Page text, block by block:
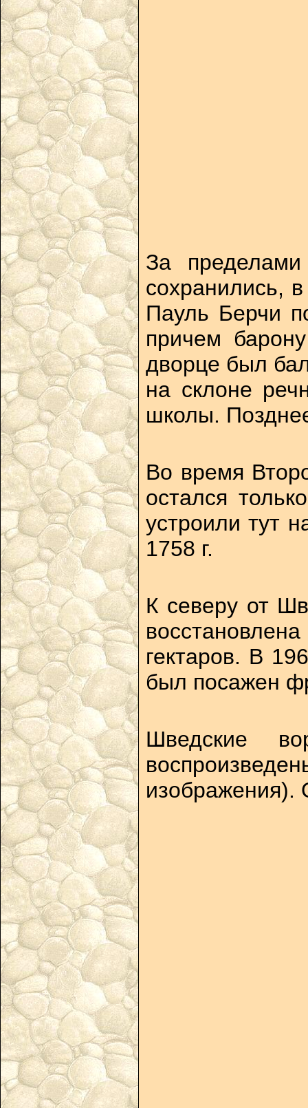
За
сохранились,
Пауль Берчи
причем
дворце был
на склоне
школы.
Во время
остался
устроили тут
1758 г.
К северу от
гектаров. В
был посажен
Шведские
изображения).